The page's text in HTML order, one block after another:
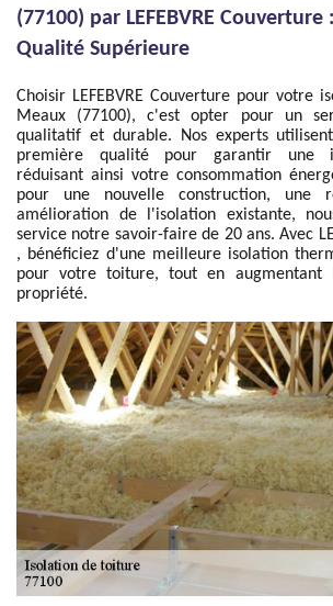
(77100) par LEFEBVRE
Qualité Supérieure
Choisir LEFEBVRE Couverture pour votre
Meaux (77100), c'est opter pour un
qualitatif et durable. Nos experts
première qualité pour garantir une
réduisant ainsi votre consommation
pour une nouvelle construction, une
amélioration de l'isolation existante,
service notre savoir-faire de 20 ans. Avec
, bénéficiez d'une meilleure isolation
pour votre toiture, tout en
propriété.